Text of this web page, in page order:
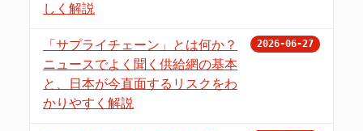
しく解説
「サプライチェーン」とは何か？
ニュースでよく聞く供給網の基本
と、日本が今直面するリスクをわ
かりやすく解説
2026-06-27